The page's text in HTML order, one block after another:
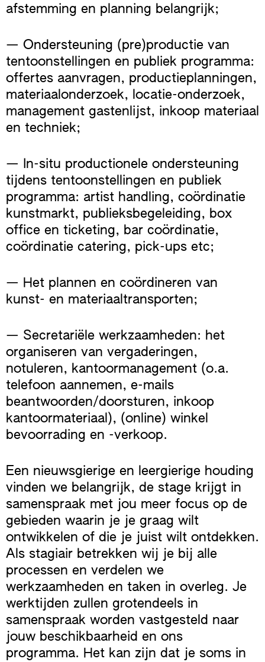
afstemming en planning belangrijk;
— Ondersteuning (pre)productie van
tentoonstellingen en publiek programma:
offertes aanvragen, productieplanningen,
materiaalonderzoek, locatie-onderzoek,
management gastenlijst, inkoop materiaal
en techniek;
— In-situ productionele ondersteuning
tijdens tentoonstellingen en publiek
programma: artist handling, coördinatie
kunstmarkt, publieksbegeleiding, box
office en ticketing, bar coördinatie,
coördinatie catering, pick-ups etc;
— Het plannen en coördineren van
kunst- en materiaaltransporten;
— Secretariële werkzaamheden: het
organiseren van vergaderingen,
notuleren, kantoormanagement (o.a.
telefoon aannemen, e-mails
beantwoorden/doorsturen, inkoop
kantoormateriaal), (online) winkel
bevoorrading en -verkoop.
Een nieuwsgierige en leergierige houding
vinden we belangrijk, de stage krijgt in
samenspraak met jou meer focus op de
gebieden waarin je je graag wilt
ontwikkelen of die je juist wilt ontdekken.
Als stagiair betrekken wij je bij alle
processen en verdelen we
werkzaamheden en taken in overleg. Je
werktijden zullen grotendeels in
samenspraak worden vastgesteld naar
jouw beschikbaarheid en ons
programma. Het kan zijn dat je soms in